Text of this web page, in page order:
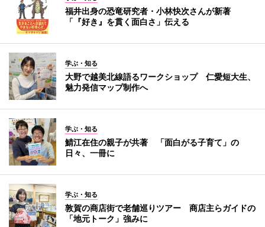
福井出身の恐竜研究者・小林快次さんが新著
「『好き』を貫く面白さ」伝える
学ぶ・知る
大野で越美北線語るワークショップ 仁愛短大生、
魅力発信マップ制作へ
学ぶ・知る
鯖江在住の親子が共著 「面白がる子育て」の
日々、一冊に
学ぶ・知る
敦賀の商店街で老舗巡りツアー 商店主らガイドの
「地元トーク」強みに